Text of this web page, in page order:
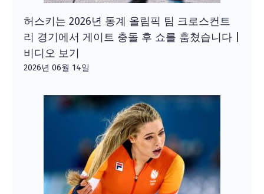
허스키는 2026년 동계 올림픽 팀 크로스컨트
리 경기에서 게이트 충돌 후 쇼를 훔쳤습니다 |
비디오 보기
2026년 06월 14일